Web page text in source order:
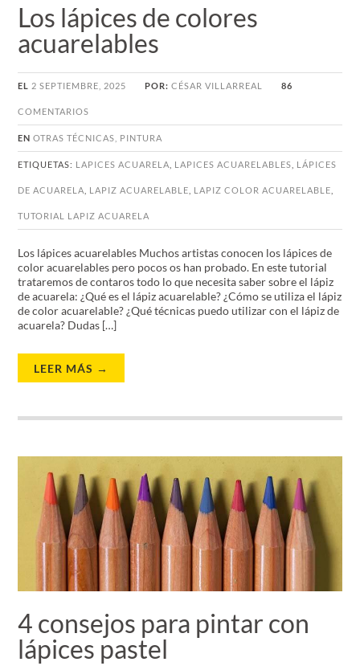
Los lápices de colores
acuarelables
EL 2 SEPTIEMBRE, 2025 POR:CÉSAR VILLARREAL 86
COMENTARIOS
EN OTRAS TÉCNICAS PINTURA
ETIQUETAS: LAPICES ACUARELA LAPICES ACUARELABLES LÁPICES
DE ACUARELA LAPIZ ACUARELABLE LAPIZ COLOR ACUARELABLE
TUTORIAL LAPIZ ACUARELA
Los lápices acuarelables Muchos artistas conocen los lápices de
color acuarelables pero pocos os han probado. En este tutorial
trataremos de contaros todo lo que necesita saber sobre el lápiz
de acuarela: ¿Qué es el lápiz acuarelable? ¿Cómo se utiliza el lápiz
de color acuarelable? ¿Qué técnicas puedo utilizar con el lápiz de
acuarela? Dudas […]
LEER MÁS →
4 consejos para pintar con
lápices pastel